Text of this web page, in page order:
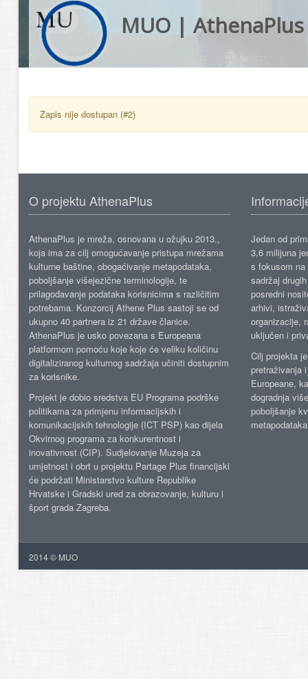
MUO | AthenaPlus
Zapis nije dostupan (#2)
O projektu AthenaPlus
AthenaPlus je mreža, osnovana u ožujku 2013.,
koja ima za cilj omogućavanje pristupa mrežama
kulturne baštine, obogaćivanje metapodataka,
poboljšanje višejezične terminologije, te
prilagođavanje podataka korisnicima s različitim
potrebama. Konzorcij Athene Plus sastoji se od
ukupno 40 partnera iz 21 države članice.
AthenaPlus je usko povezana s Europeana
platformom pomoću koje koje će veliku količinu
digitaliziranog kulturnog sadržaja učiniti dostupnim
za korisnike.
Projekt je dobio sredstva EU Programa podrške
politikama za primjenu informacijskih i
komunikacijskih tehnologije (ICT PSP) kao dijela
Okvirnog programa za konkurentnost i
inovativnost (CIP). Sudjelovanje Muzeja za
umjetnost i obrt u projektu Partage Plus financijski
će podržati Ministarstvo kulture Republike
Hrvatske i Gradski ured za obrazovanje, kulturu i
šport grada Zagreba.
Jedan od
3,6 milijuna
s fokusom
sadržaj
posredni
arhivi,
organizacije,
uključen i
Cilj projekta
pretraživanja
Europeane,
dogradnja
poboljšanje
2014 © MUO